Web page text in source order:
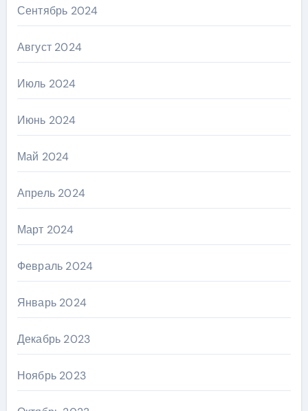
Сентябрь 2024
Август 2024
Июль 2024
Июнь 2024
Май 2024
Апрель 2024
Март 2024
Февраль 2024
Январь 2024
Декабрь 2023
Ноябрь 2023